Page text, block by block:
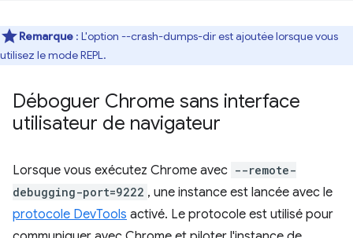
Remarque : L'option --crash-dumps-dir est ajoutée lorsque vous
utilisez le mode REPL.
Déboguer Chrome sans interface
utilisateur de navigateur
Lorsque vous exécutez Chrome avec --remote-
debugging-port=9222 , une instance est lancée avec le
protocole DevTools activé. Le protocole est utilisé pour